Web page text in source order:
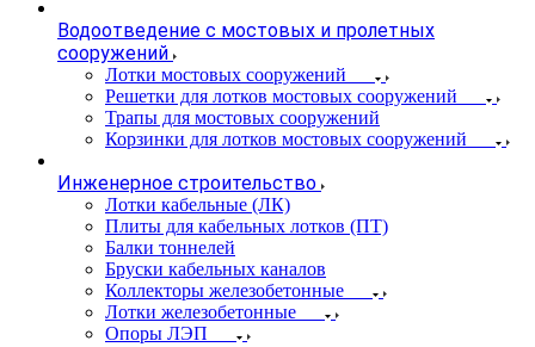
Водоотведение с мостовых и пролетных
сооружений
Лотки мостовых сооружений
Решетки для лотков мостовых сооружений
Трапы для мостовых сооружений
Корзинки для лотков мостовых сооружений
Инженерное строительство
Лотки кабельные (ЛК)
Плиты для кабельных лотков (ПТ)
Балки тоннелей
Бруски кабельных каналов
Коллекторы железобетонные
Лотки железобетонные
Опоры ЛЭП